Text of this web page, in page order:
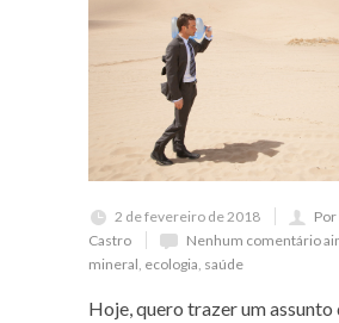
2 de fevereiro de 2018
Castro
Nenhum comentário
mineral, ecologia, saúde
Hoje, quero trazer um assunto